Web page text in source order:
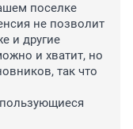
поселке
не позволит
и другие
и хватит, но
так что